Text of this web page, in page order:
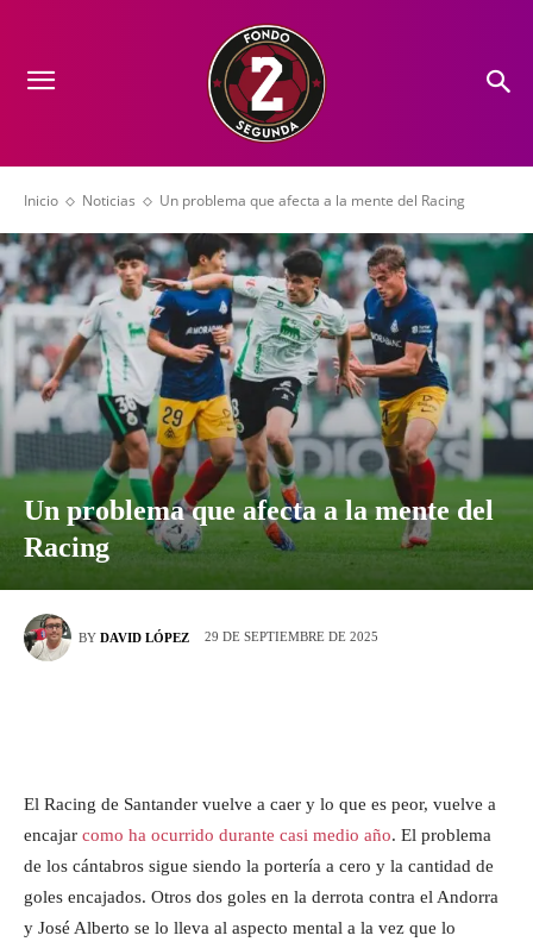
Inicio Noticias Un problema que afecta a la mente del Racing
Un problema que afecta a la mente del
Racing
BY DAVID LÓPEZ 29 DE SEPTIEMBRE DE 2025
El Racing de Santander vuelve a caer y lo que es peor, vuelve a
encajar como ha ocurrido durante casi medio año. El problema
de los cántabros sigue siendo la portería a cero y la cantidad de
goles encajados. Otros dos goles en la derrota contra el Andorra
y José Alberto se lo lleva al aspecto mental a la vez que lo